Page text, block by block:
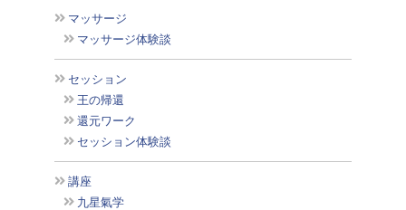
マッサージ
マッサージ体験談
セッション
王の帰還
還元ワーク
セッション体験談
講座
九星氣学